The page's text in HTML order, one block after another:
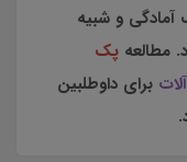
و شبیه
مطالعه پک
برای داوطلبین